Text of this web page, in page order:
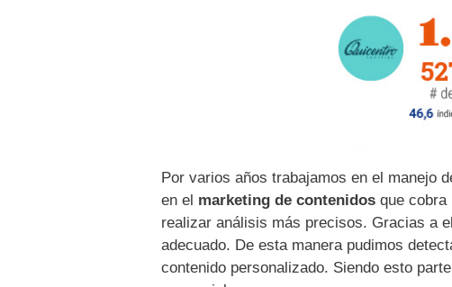
Por varios años trabajamos en el manejo
en el marketing de contenidos que cobra
realizar análisis más precisos. Gracias a
adecuado. De esta manera pudimos
contenido personalizado. Siendo esto